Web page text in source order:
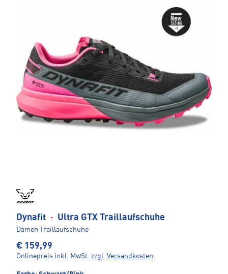
Dynafit · Ultra GTX Traillaufschuhe
Damen Traillaufschuhe
€ 159,99
Onlinepreis inkl. MwSt. zzgl. Versandkosten